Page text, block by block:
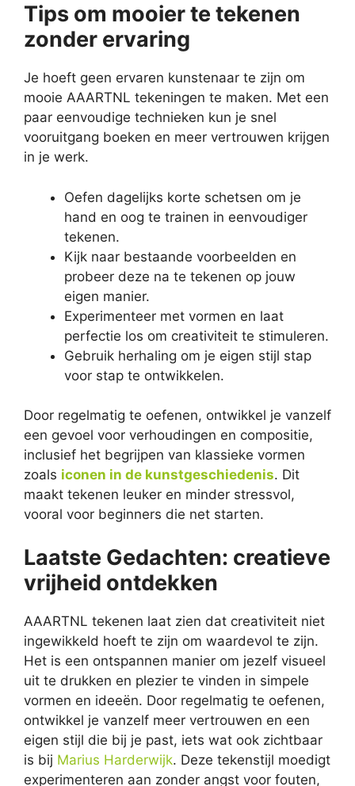
Tips om mooier te tekenen
zonder ervaring
Je hoeft geen ervaren kunstenaar te zijn om
mooie AAARTNL tekeningen te maken. Met een
paar eenvoudige technieken kun je snel
vooruitgang boeken en meer vertrouwen krijgen
in je werk.
Oefen dagelijks korte schetsen om je
hand en oog te trainen in eenvoudiger
tekenen.
Kijk naar bestaande voorbeelden en
probeer deze na te tekenen op jouw
eigen manier.
Experimenteer met vormen en laat
perfectie los om creativiteit te stimuleren.
Gebruik herhaling om je eigen stijl stap
voor stap te ontwikkelen.
Door regelmatig te oefenen, ontwikkel je vanzelf
een gevoel voor verhoudingen en compositie,
inclusief het begrijpen van klassieke vormen
zoals iconen in de kunstgeschiedenis. Dit
maakt tekenen leuker en minder stressvol,
vooral voor beginners die net starten.
Laatste Gedachten: creatieve
vrijheid ontdekken
AAARTNL tekenen laat zien dat creativiteit niet
ingewikkeld hoeft te zijn om waardevol te zijn.
Het is een ontspannen manier om jezelf visueel
uit te drukken en plezier te vinden in simpele
vormen en ideeën. Door regelmatig te oefenen,
ontwikkel je vanzelf meer vertrouwen en een
eigen stijl die bij je past, iets wat ook zichtbaar
is bij Marius Harderwijk. Deze tekenstijl moedigt
experimenteren aan zonder angst voor fouten,